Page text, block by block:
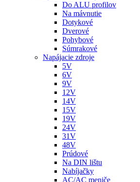
Do ALU profilov
Na mávnutie
Dotykové
Dverové
Pohybové
Súmrakové
Napájacie zdroje
5V
6V
9V
12V
14V
15V
19V
24V
31V
48V
Prúdové
Na DIN lištu
Nabíjačky
AC/AC meniče